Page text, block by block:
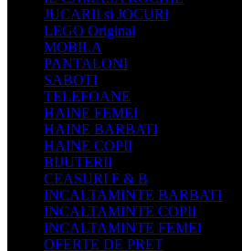
JUCARII si JOCURI
LEGO Original
MOBILA
PANTALONI
SABOTI
TELEFOANE
HAINE FEMEI
HAINE BARBATI
HAINE COPII
BIJUTERII
CEASURI F & B
INCALTAMINTE BARBATI
INCALTAMINTE COPII
INCALTAMINTE FEMEI
OFERTE DE PRET